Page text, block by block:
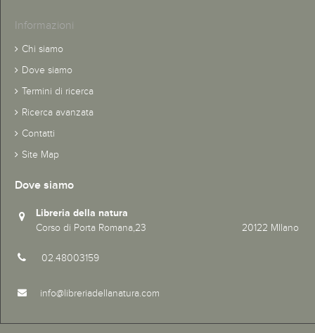
Informazioni
Chi siamo
Dove siamo
Termini di ricerca
Ricerca avanzata
Contatti
Site Map
Dove siamo
Libreria della natura
Corso di Porta Romana,23 20122 MIlano
02.48003159
info@libreriadellanatura.com